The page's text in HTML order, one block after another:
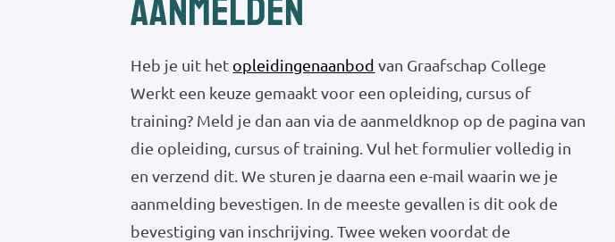
Aanmelden
Heb je uit het opleidingenaanbod van Graafschap College
Werkt een keuze gemaakt voor een opleiding, cursus of
training? Meld je dan aan via de aanmeldknop op de pagina van
die opleiding, cursus of training. Vul het formulier volledig in
en verzend dit. We sturen je daarna een e-mail waarin we je
aanmelding bevestigen. In de meeste gevallen is dit ook de
bevestiging van inschrijving. Twee weken voordat de